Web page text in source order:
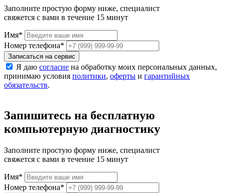
Заполните простую форму ниже, специалист
свяжется с вами в течение 15 минут
Имя*
Номер телефона*
Записаться на сервис
Я даю согласие на обработку моих персональных данных,
принимаю условия политики, оферты и гарантийных
обязательств.
Запишитесь на бесплатную
компьютерную диагностику
Заполните простую форму ниже, специалист
свяжется с вами в течение 15 минут
Имя*
Номер телефона*